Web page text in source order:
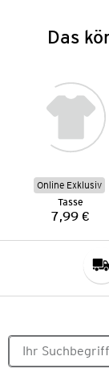
Das
Online Exklusiv
Tasse
Preis:
7,99 €